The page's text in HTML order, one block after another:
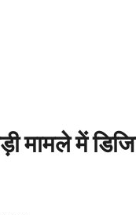
मामले में